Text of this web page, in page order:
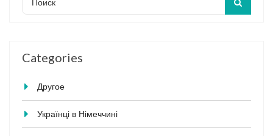
Categories
Другое
Українці в Німеччині